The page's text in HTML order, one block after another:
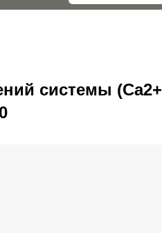
системы